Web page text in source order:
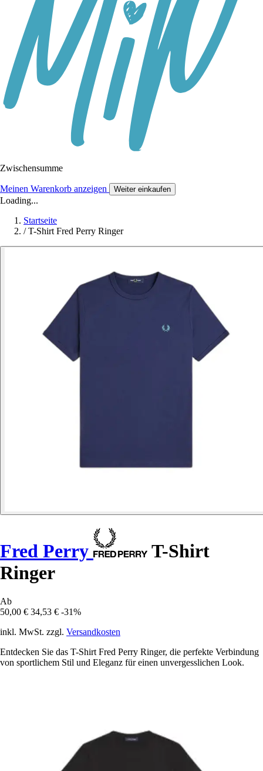
Zwischensumme
Meinen Warenkorb anzeigen Weiter einkaufen
Loading...
Startseite
/ T-Shirt Fred Perry Ringer
Fred Perry
T-Shirt
Ringer
Ab
50,00 € 34,53 € -31%
inkl. MwSt. zzgl. Versandkosten
Entdecken Sie das T-Shirt Fred Perry Ringer, die perfekte Verbindung
von sportlichem Stil und Eleganz für einen unvergesslichen Look.